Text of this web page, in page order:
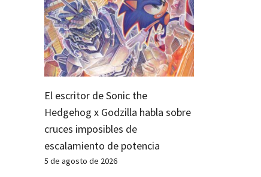
El escritor de Sonic the
Hedgehog x Godzilla habla sobre
cruces imposibles de
escalamiento de potencia
5 de agosto de 2026